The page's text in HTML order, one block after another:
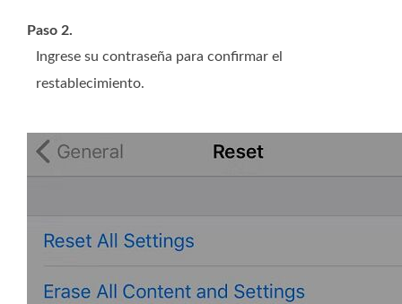
Paso 2.
Ingrese su contraseña para confirmar el
restablecimiento.